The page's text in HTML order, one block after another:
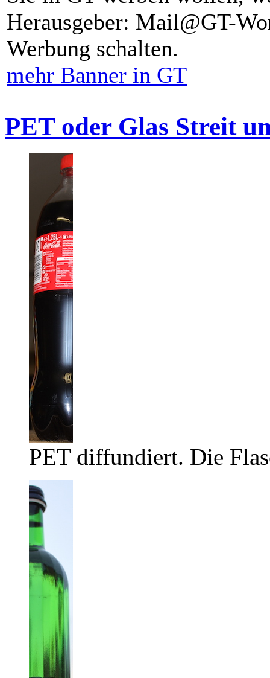
Herausgeber: Mail@GT-
Werbung schalten.
mehr Banner in GT
PET oder Glas Streit
PET diffundiert. Die